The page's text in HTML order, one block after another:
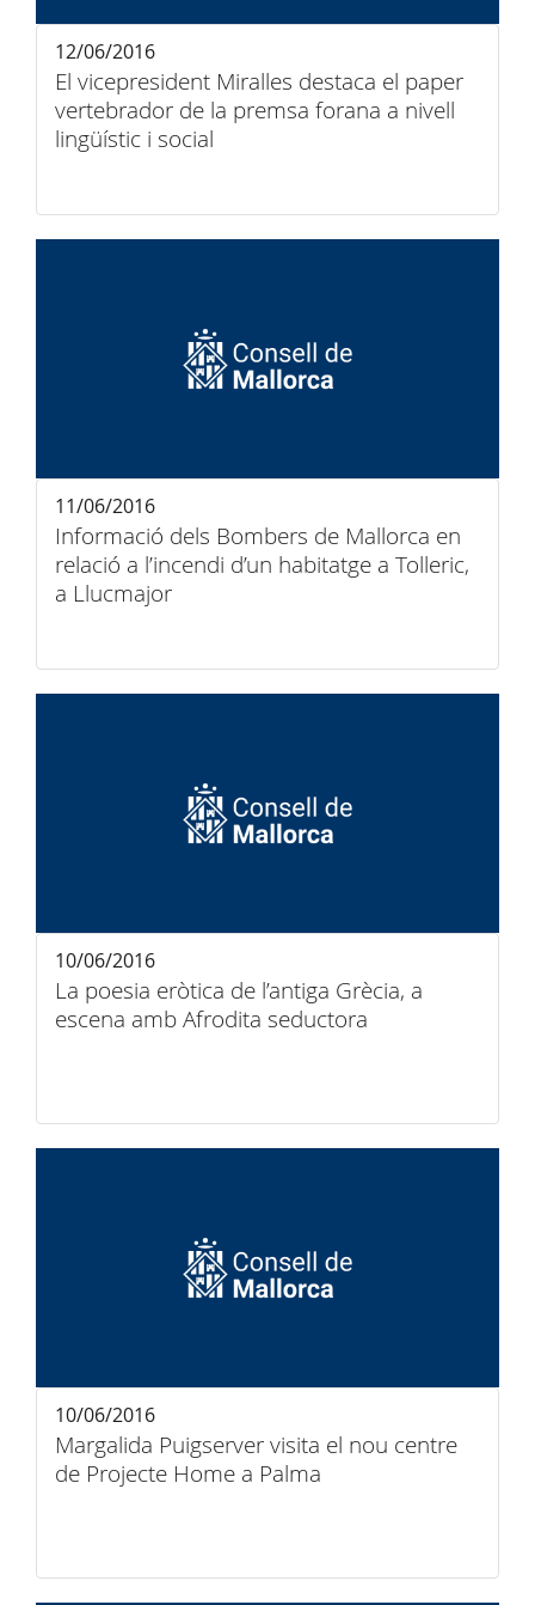
El vicepresident Miralles destaca el paper
vertebrador de la premsa forana a nivell
lingüístic i social
12/06/2016
Informació dels Bombers de Mallorca en
relació a l’incendi d’un habitatge a Tolleric,
a Llucmajor
11/06/2016
La poesia eròtica de l’antiga Grècia, a
escena amb Afrodita seductora
10/06/2016
Margalida Puigserver visita el nou centre
de Projecte Home a Palma
10/06/2016